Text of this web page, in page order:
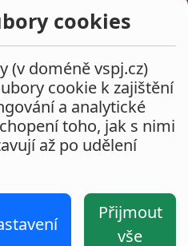
cookies
(v doméně vspj.cz)
cookie k zajištění
a analytické
toho, jak s nimi
až po udělení
Přijmout
vše